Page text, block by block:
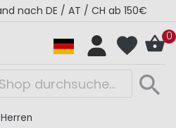
nach DE / AT / CH ab 150€
0
Herren